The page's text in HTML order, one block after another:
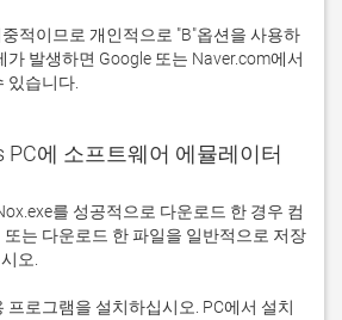
가 발생하면 Google 또는 Naver.com에서
있습니다.
PC에 소프트웨어 에뮬레이터
를 성공적으로 다운로드 한 경우 컴
는 다운로드 한 파일을 일반적으로 저장